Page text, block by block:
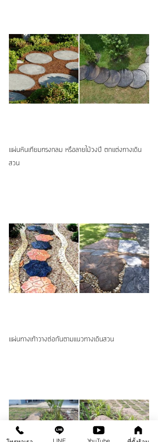
แผ่นหินเทียมทรงกลม หรือลายไม้วงปี ตกแต่งทางเดิน
สวน
แผ่นทางเท้าวางต่อกันตามแนวทางเดินสวน
LINE YouTube